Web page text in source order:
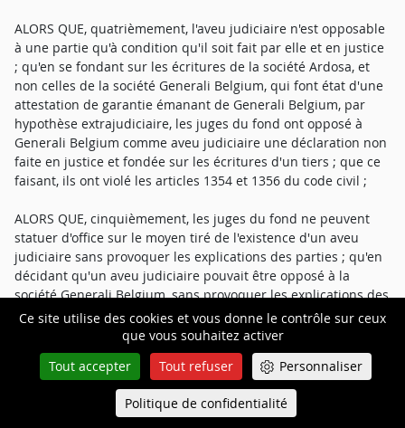
Ce site utilise des cookies et vous donne le contrôle sur ceux
que vous souhaitez activer
Tout accepter
Tout refuser Personnaliser
Politique de confidentialité
ALORS QUE, quatrièmement, l'aveu judiciaire n'est opposable
à une partie qu'à condition qu'il soit fait par elle et en justice
; qu'en se fondant sur les écritures de la société Ardosa, et
non celles de la société Generali Belgium, qui font état d'une
attestation de garantie émanant de Generali Belgium, par
hypothèse extrajudiciaire, les juges du fond ont opposé à
Generali Belgium comme aveu judiciaire une déclaration non
faite en justice et fondée sur les écritures d'un tiers ; que ce
faisant, ils ont violé les articles 1354 et 1356 du code civil ;
ALORS QUE, cinquièmement, les juges du fond ne peuvent
statuer d'office sur le moyen tiré de l'existence d'un aveu
judiciaire sans provoquer les explications des parties ; qu'en
décidant qu'un aveu judiciaire pouvait être opposé à la
société Generali Belgium, sans provoquer les explications des
parties sur cet aveu, les juges du fond ont violé l'article 16 du
code de procédure civile.
TROISIÈME MOYEN DE CASSATION
Queue-Fair